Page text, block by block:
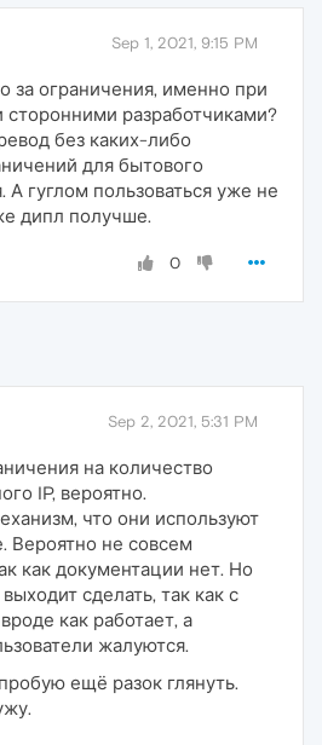
Sep 1, 2021, 9:15 PM
за ограничения, именно при
сторонними разработчиками?
без каких-либо
для бытового
А гуглом пользоваться уже не
дипл получше.
0
Sep 2, 2021, 5:31 PM
на количество
IP, вероятно.
что они используют
Вероятно не совсем
как документации нет. Но
сделать, так как с
как работает, а
жалуются.
ещё разок глянуть.